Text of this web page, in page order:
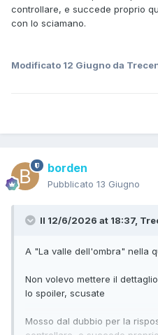
controllare, e succede proprio
con lo sciamano.
Modificato 12 Giugno da
borden
Pubblicato 13 Giugno
Il 12/6/2026 at 18:37,
A "La valle dell'ombra" nella
Non volevo mettere il
lo spoiler, scusate
Mosso dal dubbio per la